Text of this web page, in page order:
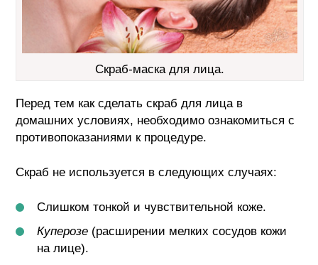
Скраб-маска для лица.
Перед тем как сделать скраб для лица в
домашних условиях, необходимо ознакомиться с
противопоказаниями к процедуре.
Скраб не используется в следующих случаях:
Слишком тонкой и чувствительной коже.
Куперозе (расширении мелких сосудов кожи
на лице).